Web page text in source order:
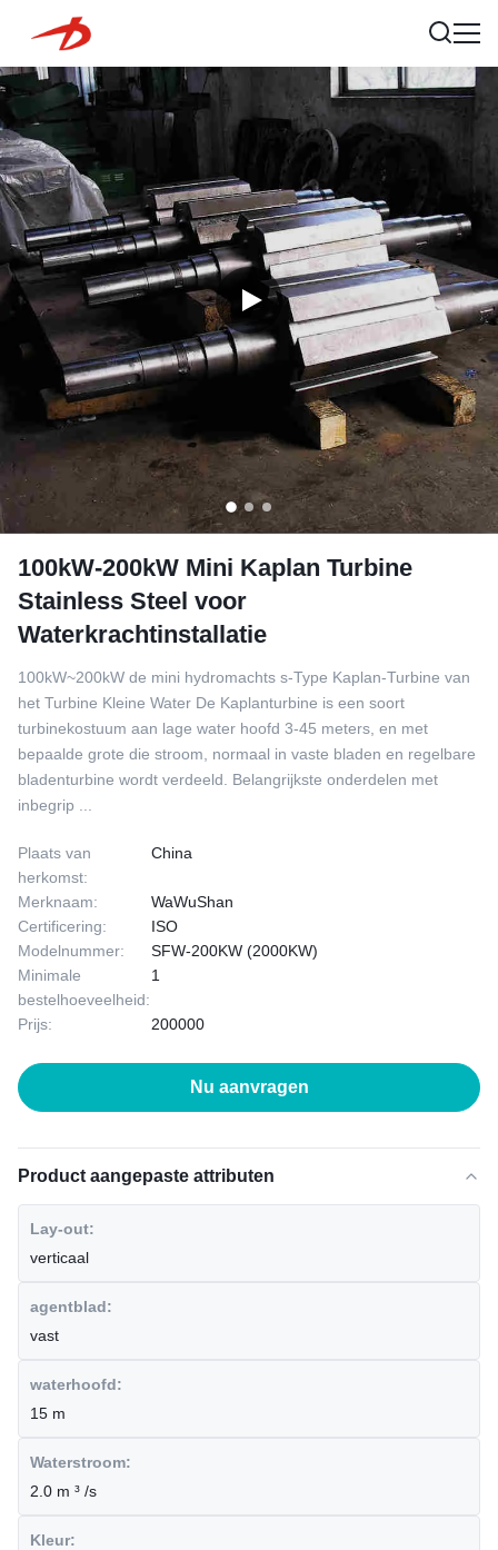
100kW-200kW Mini Kaplan Turbine
Stainless Steel voor
Waterkrachtinstallatie
100kW~200kW de mini hydromachts s-Type Kaplan-Turbine van
het Turbine Kleine Water De Kaplanturbine is een soort
turbinekostuum aan lage water hoofd 3-45 meters, en met
bepaalde grote die stroom, normaal in vaste bladen en regelbare
bladenturbine wordt verdeeld. Belangrijkste onderdelen met
inbegrip ...
Plaats van
herkomst:
China
Merknaam:
WaWuShan
Certificering:
ISO
Modelnummer:
SFW-200KW (2000KW)
Minimale
bestelhoeveelheid:
1
Prijs: 200000
Nu aanvragen
Product aangepaste attributen
Lay-out:
verticaal
agentblad:
vast
waterhoofd:
15 m
Waterstroom:
2.0 m ³ /s
Kleur: